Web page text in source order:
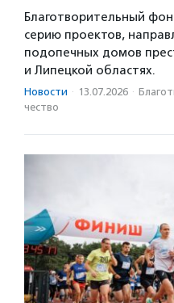
Благотворительный
серию проектов,
подопечных домов
и Липецкой областях.
Новости · 13.07.2026 ·
чест­во